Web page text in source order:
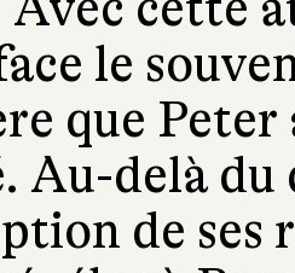
le
que
Au-delà du
de ses